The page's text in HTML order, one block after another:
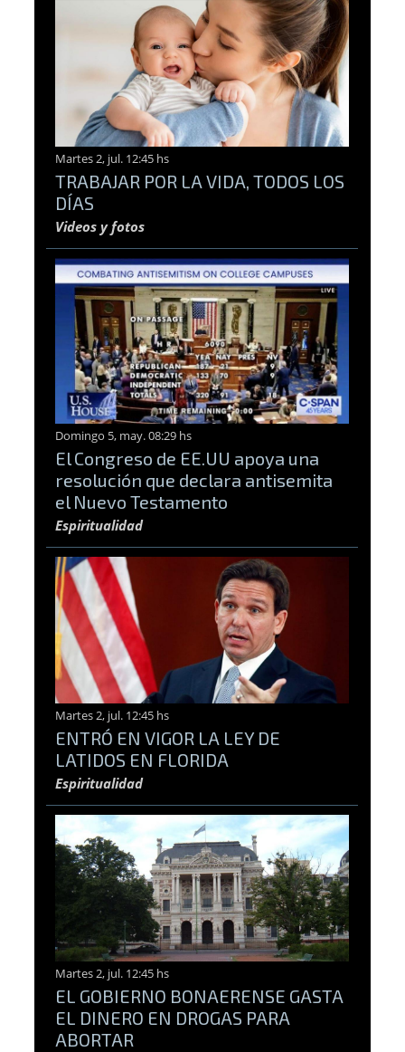
Martes 2, jul. 12:45 hs
TRABAJAR POR LA VIDA, TODOS LOS
DÍAS
Videos y fotos
Domingo 5, may. 08:29 hs
El Congreso de EE.UU apoya una
resolución que declara antisemita
el Nuevo Testamento
Espiritualidad
Martes 2, jul. 12:45 hs
ENTRÓ EN VIGOR LA LEY DE
LATIDOS EN FLORIDA
Espiritualidad
Martes 2, jul. 12:45 hs
EL GOBIERNO BONAERENSE GASTA
EL DINERO EN DROGAS PARA
ABORTAR